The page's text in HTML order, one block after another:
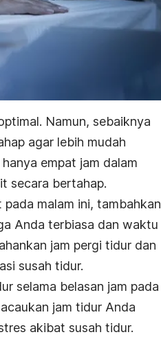
Namun, sebaiknya
agar lebih mudah
empat jam dalam
secara bertahap.
malam ini, tambahkan
Anda terbiasa dan waktu
jam pergi tidur dan
susah tidur.
selama belasan jam pada
jam tidur Anda
akibat susah tidur.